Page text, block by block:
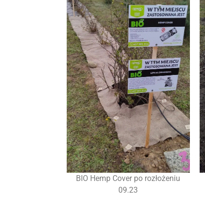
BIO Hemp Cover po rozłożeniu
09.23